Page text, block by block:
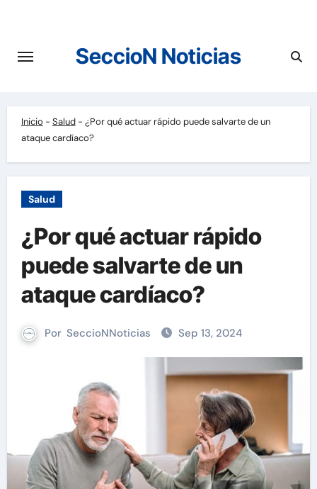
contenido
SeccioN Noticias
Inicio - Salud- ¿Por qué actuar rápido puede salvarte de un
ataque cardíaco?
Salud
¿Por qué actuar rápido
puede salvarte de un
ataque cardíaco?
Por SeccioNNoticias Sep 13, 2024